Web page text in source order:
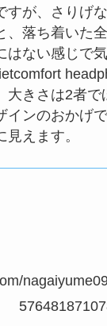
すが、さりげ
、落ち着いた
はない感じで
大きさは2者で
インのおかげ
見えます。